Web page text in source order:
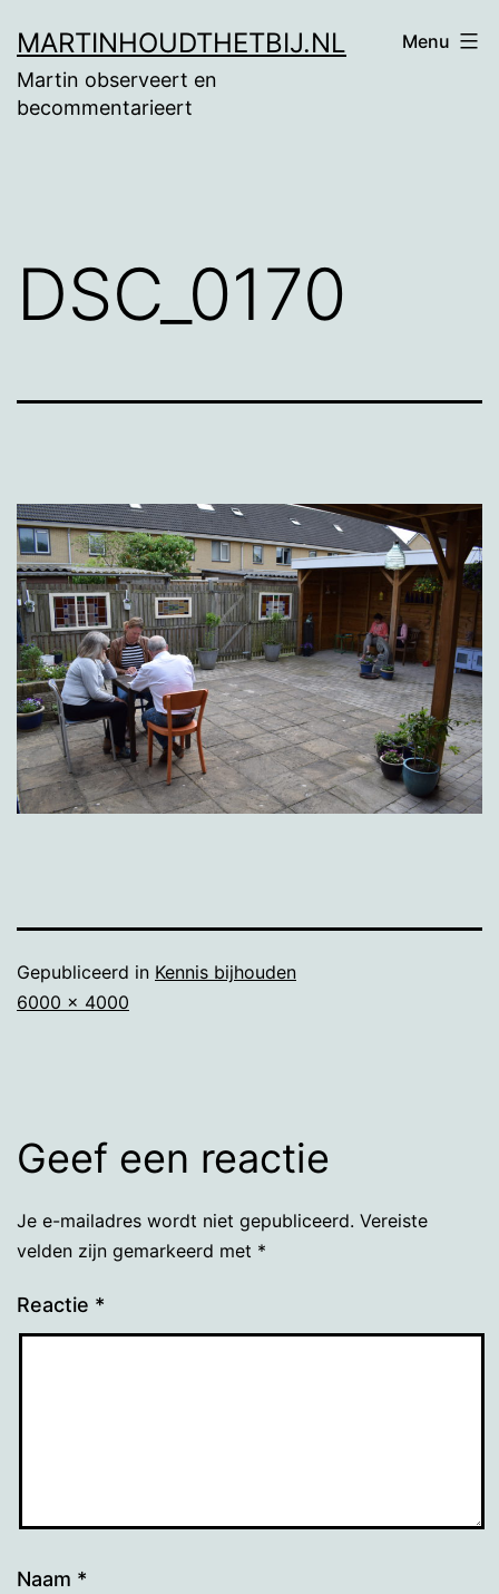
naar
de
MARTINHOUDTHETBIJ.NL
Martin observeert en
becommentarieert
Menu
DSC_0170
Gepubliceerd in Kennis bijhouden
Volledige
6000 × 4000
Geef een reactie
Je e-mailadres wordt niet gepubliceerd. Vereiste
velden zijn gemarkeerd met *
Reactie *
Naam *